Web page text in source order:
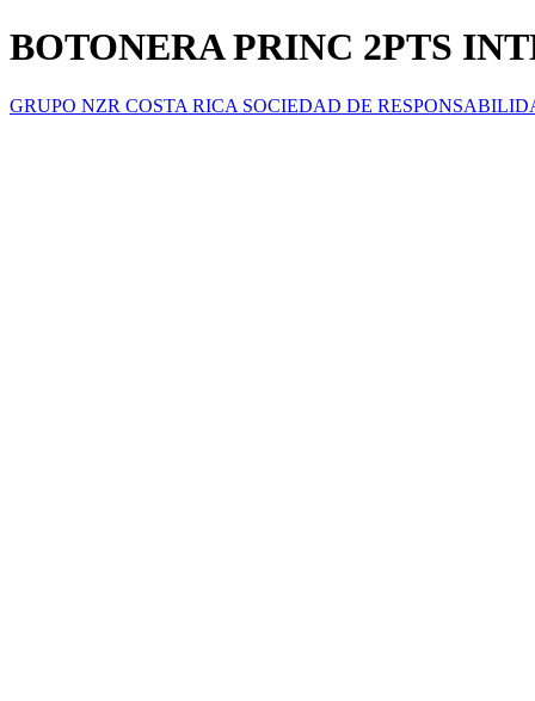
BOTONERA PRINC 2PTS
GRUPO NZR COSTA RICA SOCIEDAD DE